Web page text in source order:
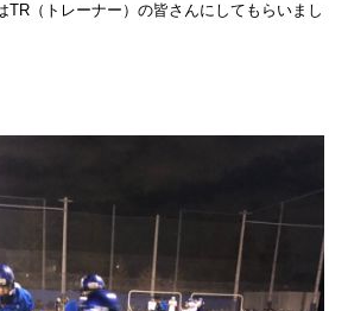
TR（トレーナー）の皆さんにしてもらいまし